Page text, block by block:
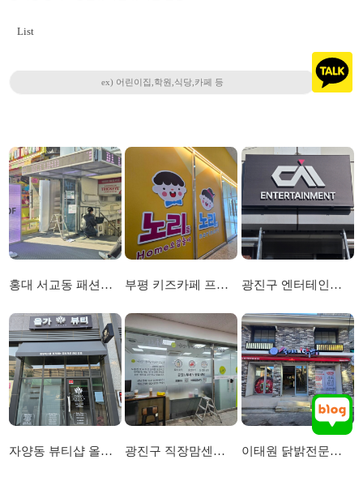
List
홍대 서교동 패션매장 루프 3D영상 및 전광판 작업 부평 키즈카페 프랜차이즈 노리들노리쌤 채널간판 및 실내 선팅 광진구 엔터테인먼트 간판 시공
자양동 뷰티샵 올가뷰티 간판시공 광진구 직장맘센터 상담실 선팅 작업 이태원 닭밝전문점 채널간판 및 어닝 시공